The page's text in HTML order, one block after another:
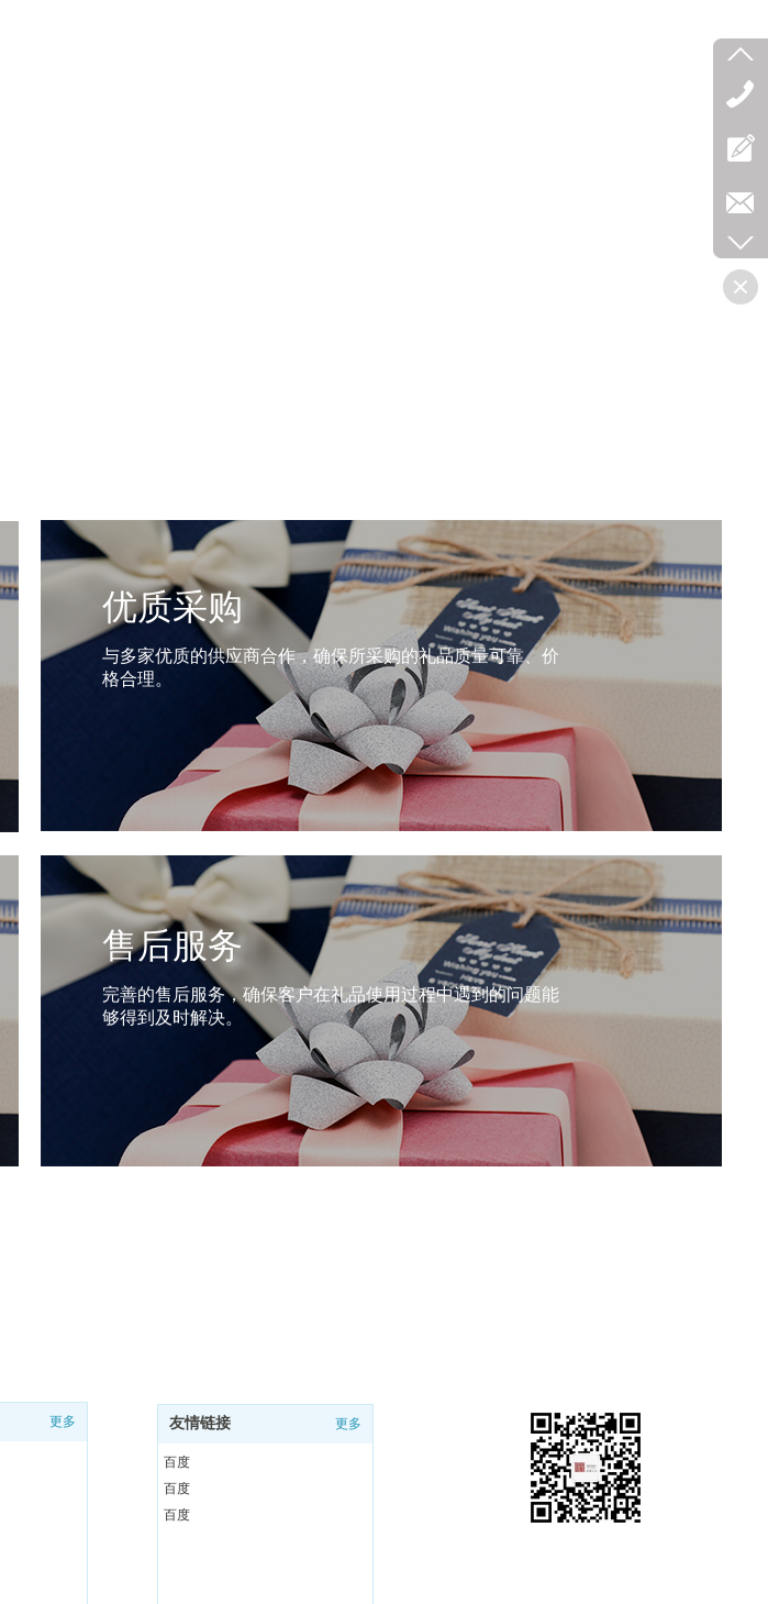
优质采购
与多家优质的供应商合作，确保所采购的礼品质量可靠、价
格合理。
售后服务
完善的售后服务，确保客户在礼品使用过程中遇到的问题能
够得到及时解决。
更多 友情链接 更多
百度
百度
百度